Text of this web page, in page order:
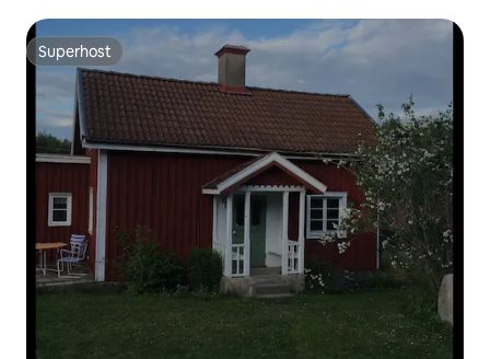
Superhost
Superhost